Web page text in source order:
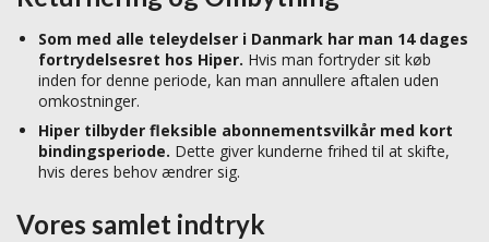
Som med alle teleydelser i Danmark har man 14 dages
fortrydelsesret hos Hiper. Hvis man fortryder sit køb
inden for denne periode, kan man annullere aftalen uden
omkostninger.
Hiper tilbyder fleksible abonnementsvilkår med kort
bindingsperiode. Dette giver kunderne frihed til at skifte,
hvis deres behov ændrer sig.
Vores samlet indtryk